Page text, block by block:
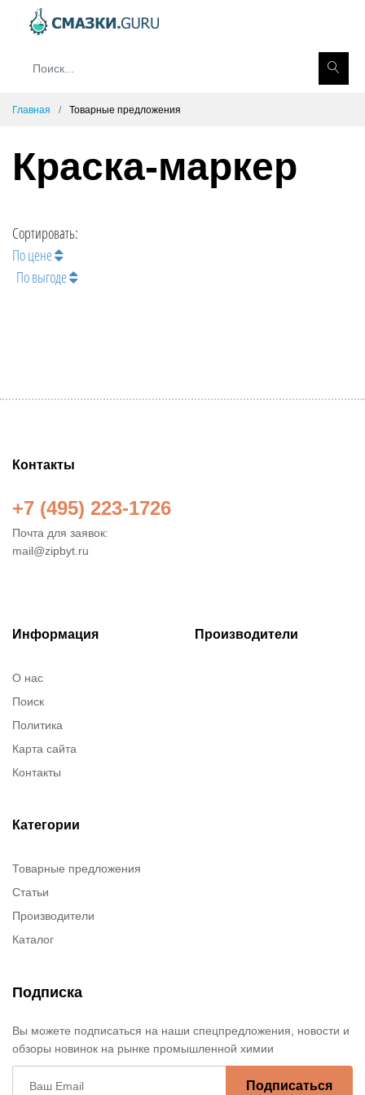
Главная Товарные предложения
Краска-маркер
Сортировать:
По цене
По выгоде
Контакты
+7 (495) 223-1726
Почта для заявок:
mail@zipbyt.ru
Информация
О нас
Поиск
Политика
Карта сайта
Контакты
Производители
Категории
Товарные предложения
Статьи
Производители
Каталог
Подписка
Вы можете подписаться на наши спецпредложения, новости и
обзоры новинок на рынке промышленной химии
Подписаться